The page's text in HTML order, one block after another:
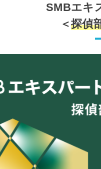
SMBエキ
＜探偵